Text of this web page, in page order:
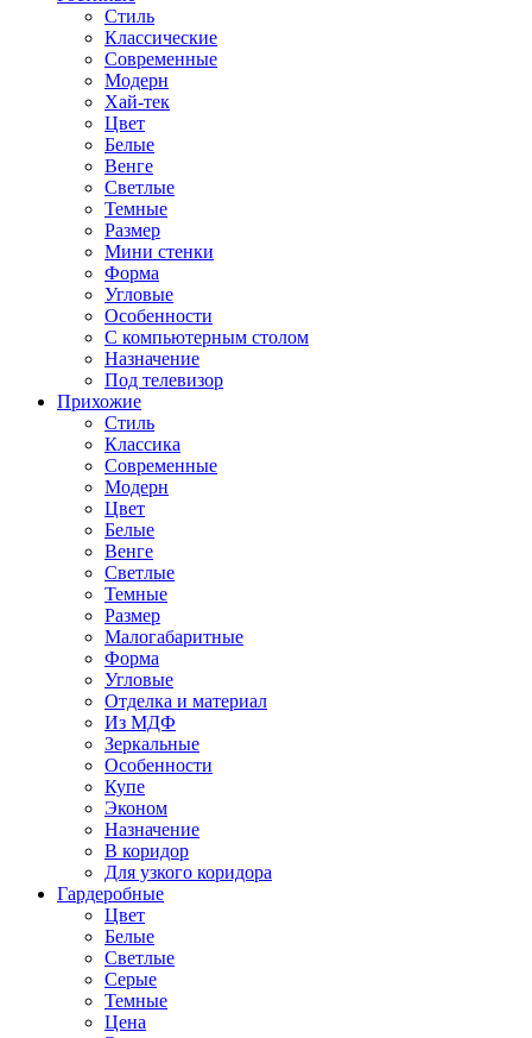
Стиль
Классические
Современные
Модерн
Хай-тек
Цвет
Белые
Венге
Светлые
Темные
Размер
Мини стенки
Форма
Угловые
Особенности
С компьютерным столом
Назначение
Под телевизор
Прихожие
Стиль
Классика
Современные
Модерн
Цвет
Белые
Венге
Светлые
Темные
Размер
Малогабаритные
Форма
Угловые
Отделка и материал
Из МДФ
Зеркальные
Особенности
Купе
Эконом
Назначение
В коридор
Для узкого коридора
Гардеробные
Цвет
Белые
Светлые
Серые
Темные
Цена